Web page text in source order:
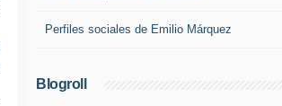
Perfiles sociales de Emilio Márquez
Blogroll